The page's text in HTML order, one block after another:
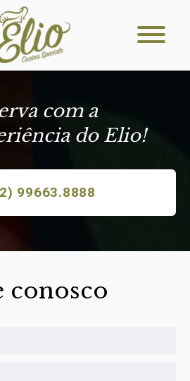
com a
do Elio!
99663.8888
conosco